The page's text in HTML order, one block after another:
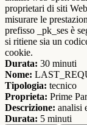
proprietari di siti
misurare le
prefisso _pk_ses è
si ritiene sia un
cookie.
Durata: 30 minuti
Nome:
Tipologia: tecnico
Proprieta: Prime
Descrizione: analisi
Durata: 5 minuti